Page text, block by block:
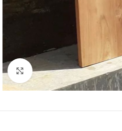
Click to enlarge